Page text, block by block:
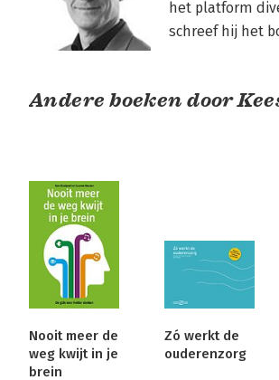
het platform
schreef hij het
Andere boeken door
Nooit meer de
weg kwijt in je
brein
Zó werkt de
ouderenzorg